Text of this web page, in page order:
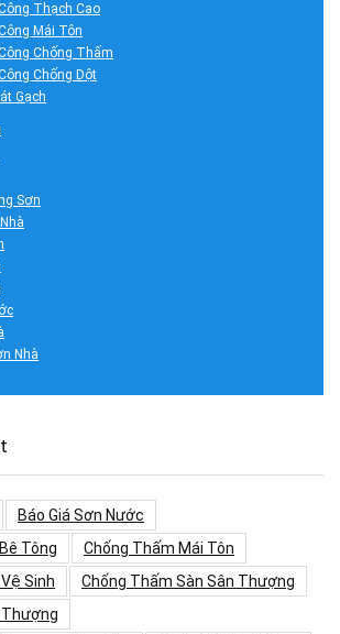
Thạch Cao
Mái Tôn
Chống Thấm
Chống Dột
Gạch
Sơn
Nhà
Báo Giá Sơn Nước
Tông
Chống Thấm Mái Tôn
Sinh
Chống Thấm Sàn Sân Thượng